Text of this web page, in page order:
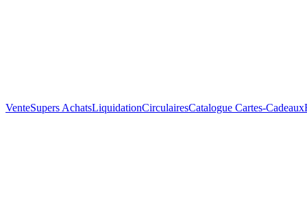
VenteSupers AchatsLiquidationCirculairesCatalogue Cartes-Cadeaux